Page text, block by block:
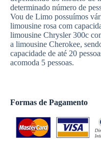
determinado número de
Vou de Limo possuímos
limousine rosa com
limousine Chrysler 300c
a limousine Cherokee,
capacidade de até 20
acomoda 5 pessoas.
Formas de Pagamento